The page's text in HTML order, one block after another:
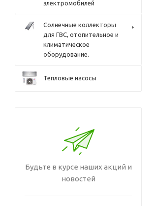
электромобилей
Солнечные коллекторы
для ГВС, отопительное и
климатическое
оборудование.
Тепловые насосы
Будьте в курсе наших акций и
новостей